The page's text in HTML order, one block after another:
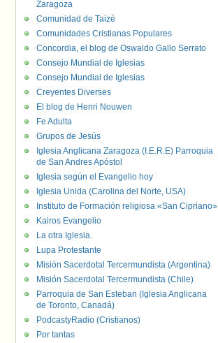
Zaragoza
Comunidad de Taizé
Comunidades Cristianas Populares
Concordia, el blog de Oswaldo Gallo Serrato
Consejo Mundial de Iglesias
Consejo Mundial de Iglesias
Creyentes Diverses
El blog de Henri Nouwen
Fe Adulta
Grupos de Jesús
Iglesia Anglicana Zaragoza (I.E.R.E) Parroquia
de San Andres Apóstol
Iglesia según el Evangelio hoy
Iglesia Unida (Carolina del Norte, USA)
Instituto de Formación religiosa «San Cipriano»
Kairos Evangelio
La otra Iglesia.
Lupa Protestante
Misión Sacerdotal Tercermundista (Argentina)
Misión Sacerdotal Tercermundista (Chile)
Parroquia de San Esteban (Iglesia Anglicana
de Toronto, Canadá)
PodcastyRadio (Cristianos)
Por tantas